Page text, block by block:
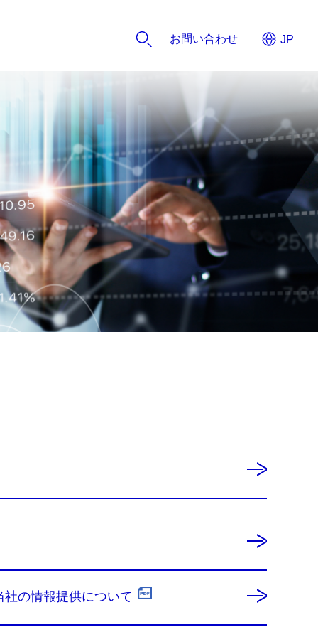
お問い合わせ
の情報提供について